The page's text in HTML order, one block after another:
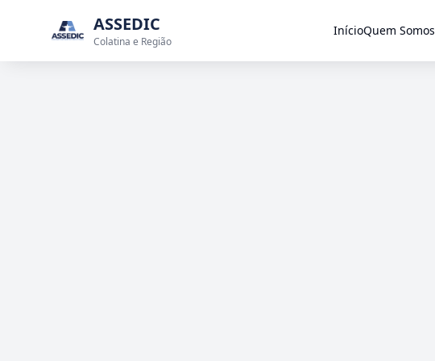
ASSEDIC
Colatina e Região
InícioQuem Somos